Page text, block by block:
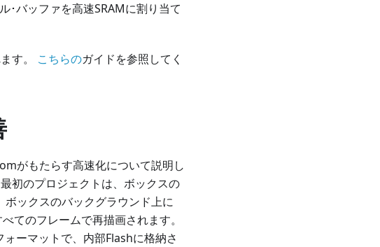
･バッファを高速SRAMに割り当て
す。 こちらのガイドを参照してく
がもたらす高速化について説明し
初のプロジェクトは、ボックスの
ックスのバックグラウンド上に
てのフレームで再描画されます。
ーマットで、内部Flashに格納さ